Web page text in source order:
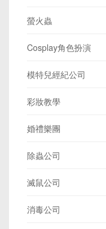
螢火蟲
Cosplay角色扮演
模特兒經紀公司
彩妝教學
婚禮樂團
除蟲公司
滅鼠公司
消毒公司